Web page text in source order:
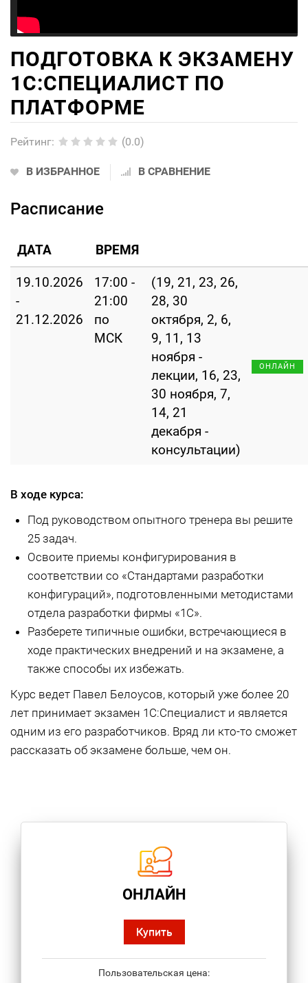
ПОДГОТОВКА К ЭКЗАМЕНУ
1С:СПЕЦИАЛИСТ ПО
ПЛАТФОРМЕ
Рейтинг: (0.0)
В ИЗБРАННОЕ В СРАВНЕНИЕ
Расписание
ДАТА ВРЕМЯ
19.10.2026
-
21.12.2026
17:00 -
21:00
по
МСК
(19, 21, 23, 26,
28, 30
октября, 2, 6,
9, 11, 13
ноября -
лекции, 16, 23,
30 ноября, 7,
14, 21
декабря -
консультации)
ОНЛАЙН
В ходе курса:
Под руководством опытного тренера вы решите
25 задач.
Освоите приемы конфигурирования в
соответствии со «Стандартами разработки
конфигураций», подготовленными методистами
отдела разработки фирмы «1С».
Разберете типичные ошибки, встречающиеся в
ходе практических внедрений и на экзамене, а
также способы их избежать.
Курс ведет Павел Белоусов, который уже более 20
лет принимает экзамен 1С:Специалист и является
одним из его разработчиков. Вряд ли кто-то сможет
рассказать об экзамене больше, чем он.
ОНЛАЙН
Купить
Пользовательская цена: